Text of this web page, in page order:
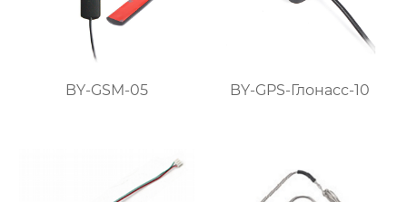
BY-GSM-05 BY-GPS-Глонасс-10